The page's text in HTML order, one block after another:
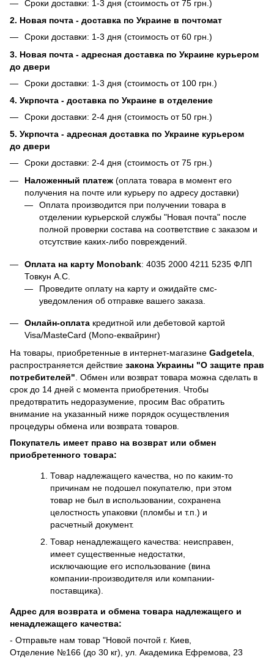
Сроки доставки: 1-3 дня (стоимость от 75 грн.)
2. Новая почта - доставка по Украине в почтомат
Сроки доставки: 1-3 дня (стоимость от 60 грн.)
3. Новая почта - адресная доставка по Украине курьером
до двери
Сроки доставки: 1-3 дня (стоимость от 100 грн.)
4. Укрпочта - доставка по Украине в отделение
Сроки доставки: 2-4 дня (стоимость от 50 грн.)
5. Укрпочта - адресная доставка по Украине курьером
до двери
Сроки доставки: 2-4 дня (стоимость от 75 грн.)
Наложенный платеж (оплата товара в момент его
получения на почте или курьеру по адресу доставки)
Оплата производится при получении товара в
отделении курьерской службы "Новая почта" после
полной проверки состава на соответствие с заказом и
отсутствие каких-либо повреждений.
Оплата на карту Monobank: 4035 2000 4211 5235 ФЛП
Товкун А.С.
Проведите оплату на карту и ожидайте смс-
уведомления об отправке вашего заказа.
Онлайн-оплата кредитной или дебетовой картой
Visa/MasteCard (Mono-еквайринг)
На товары, приобретенные в интернет-магазине Gadgetela
распространяется действие закона Украины "О защите прав
потребителей" . Обмен или возврат товара можна сделать в
срок до 14 дней с момента приобретения. Чтобы
предотвратить недоразумение, просим Вас обратить
внимание на указанный ниже порядок осуществления
процедуры обмена или возврата товаров.
Покупатель имеет право на возврат или обмен
приобретенного товара:
Товар надлежащего качества, но по каким-то
причинам не подошел покупателю, при этом
товар не был в использовании, сохранена
целостность упаковки (пломбы и т.п.) и
расчетный документ.
Товар ненадлежащего качества: неисправен,
имеет существенные недостатки,
исключающие его использование (вина
компании-производителя или компании-
поставщика).
Адрес для возврата и обмена товара надлежащего и
ненадлежащего качества:
- Отправьте нам товар "Новой почтой г. Киев,
Отделение №166 (до 30 кг), ул. Академика Ефремова, 23